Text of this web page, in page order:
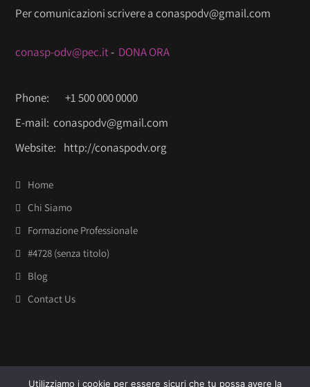
Per comunicazioni scrivere a conaspodv@gmail.com
conasp-odv@pec.it- DONA ORA
Phone:
+1 500 000 0000
E-mail:conaspodv@gmail.com
Website: http://conaspodv.org
Home
Chi Siamo
Formazione Professionale
#4728 (senza titolo)
Blog
Contact Us
Utilizziamo i cookie per essere sicuri che tu possa avere la